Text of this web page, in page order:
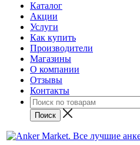
Каталог
Акции
Услуги
Как купить
Производители
Магазины
О компании
Отзывы
Контакты